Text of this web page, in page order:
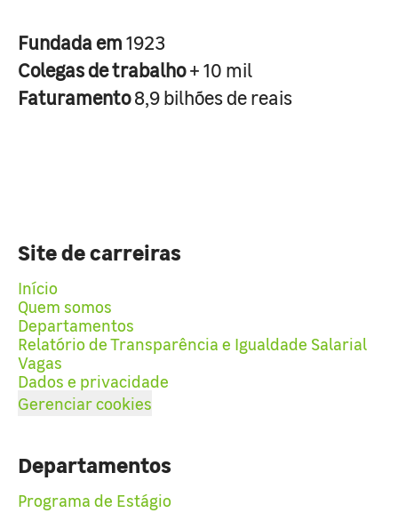
Fundada em1923
Colegas de trabalho+ 10 mil
Faturamento8,9 bilhões de reais
Site de carreiras
Início
Quem somos
Departamentos
Relatório de Transparência e Igualdade Salarial
Vagas
Dados e privacidade
Gerenciar cookies
Departamentos
Programa de Estágio